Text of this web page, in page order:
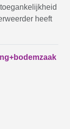
heeft